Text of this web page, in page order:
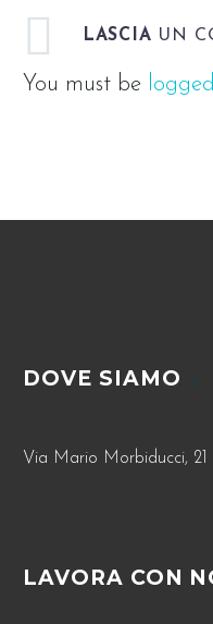
LASCIA UN
You must be
DOVE SIAMO
Via Mario Morbiducci,
LAVORA CON